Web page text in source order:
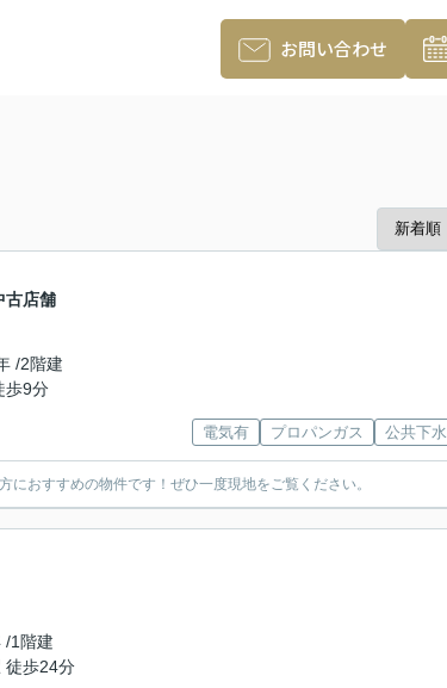
お問い合わせ
古店舗
/2階建
歩9分
電気有 プロパンガス 公共下水
おすすめの物件です！ぜひ一度現地をご覧ください。
/1階建
徒歩24分